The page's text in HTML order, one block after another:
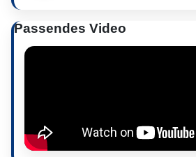
Passendes Video